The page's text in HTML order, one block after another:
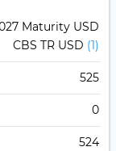
Maturity USD
CBS TR USD (1)
525
0
524